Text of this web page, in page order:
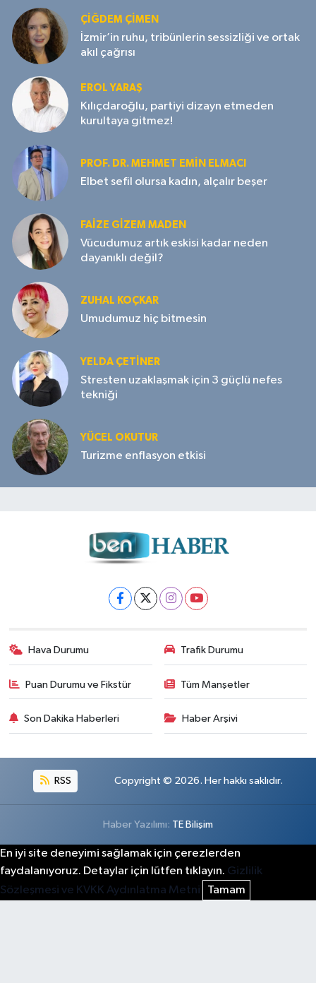
ÇIĞDEM ÇIMEN
İzmir’in ruhu, tribünlerin sessizliği ve ortak
akıl çağrısı
EROL YARAŞ
Kılıçdaroğlu, partiyi dizayn etmeden
kurultaya gitmez!
PROF. DR. MEHMET EMIN ELMACI
Elbet sefil olursa kadın, alçalır beşer
FAIZE GIZEM MADEN
Vücudumuz artık eskisi kadar neden
dayanıklı değil?
ZUHAL KOÇKAR
Umudumuz hiç bitmesin
YELDA ÇETİNER
Stresten uzaklaşmak için 3 güçlü nefes
tekniği
YÜCEL OKUTUR
Turizme enflasyon etkisi
Hava Durumu Trafik Durumu
Puan Durumu ve Fikstür Tüm Manşetler
Son Dakika Haberleri Haber Arşivi
RSS Copyright © 2026. Her hakkı saklıdır.
Haber Yazılımı: TE Bilişim
En iyi site deneyimi sağlamak için çerezlerden
faydalanıyoruz. Detaylar için lütfen tıklayın. Gizlilik
Sözleşmesi ve KVKK Aydınlatma Metni
Tamam